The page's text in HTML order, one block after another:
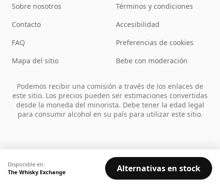
Disponible en:
The Whisky Exchange
Alternativas en stock
Sobre nosotros
Contacto
FAQ
Mapa del sitio
Términos y condiciones
Accesibilidad
Preferencias de cookies
Bebe con moderación
Podemos recibir una comisión a través de los enlaces de
este sitio. Los precios pueden ser estimaciones convertidas
desde la moneda del minorista. Debe tener la edad legal
para consumir alcohol en su país para utilizar este sitio.